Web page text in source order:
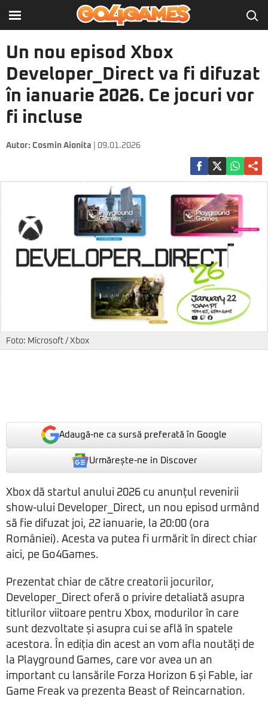
Un nou episod Xbox
Developer_Direct va fi difuzat
în ianuarie 2026. Ce jocuri vor
fi incluse
Autor: Cosmin Aionita | 09.01.2026
Foto: Microsoft / Xbox
Adaugă-ne ca sursă preferată în Google
Urmărește-ne in Discover
Xbox dă startul anului 2026 cu anunțul revenirii
show-ului Developer_Direct, un nou episod urmând
să fie difuzat joi, 22 ianuarie, la 20:00 (ora
României). Acesta va putea fi urmărit în direct chiar
aici, pe Go4Games.
Prezentat chiar de către creatorii jocurilor,
Developer_Direct oferă o privire detaliată asupra
titlurilor viitoare pentru Xbox, modurilor în care
sunt dezvoltate și asupra cui se află în spatele
acestora. În ediția din acest an vom afla noutăți de
la Playground Games, care vor avea un an
important cu lansările Forza Horizon 6 și Fable, iar
Game Freak va prezenta Beast of Reincarnation.